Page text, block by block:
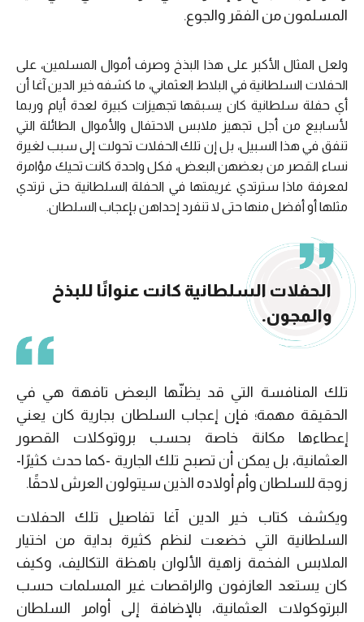
المسلمون من الفقر والجوع.
ولعل المثال الأكبر على هذا البذخ وصرف أموال المسلمين، على
الحفلات السلطانية في البلاط العثماني، ما كشفه خير الدين آغا أن
أي حفلة سلطانية كان يسبقها تجهيزات كبيرة لعدة أيام وربما
لأسابيع من أجل تجهيز ملابس الاحتفال والأموال الطائلة التي
تنفق في هذا السبيل، بل إن تلك الحفلات تحولت إلى سبب لغيرة
نساء القصر من بعضهن البعض، فكل واحدة كانت تحيك مؤامرة
لمعرفة ماذا سترتدي غريمتها في الحفلة السلطانية حتى ترتدي
مثلها أو أفضل منها حتى لا تنفرد إحداهن بإعجاب السلطان.
الحفلات السلطانية كانت عنوانًا للبذخ
والمجون.
تلك المنافسة التي قد يظنّها البعض تافهة هي في
الحقيقة مهمة؛ فإن إعجاب السلطان بجارية كان يعني
إعطاءها مكانة خاصة بحسب بروتوكلات القصور
العثمانية، بل يمكن أن تصبح تلك الجارية -كما حدث كثيرًا-
زوجة للسلطان وأم أولاده الذين سيتولون العرش لاحقًا.
ويكشف كتاب خير الدين آغا تفاصيل تلك الحفلات
السلطانية التي خضعت لنظم كثيرة بداية من اختيار
الملابس الفخمة زاهية الألوان باهظة التكاليف، وكيف
كان يستعد العازفون والراقصات غير المسلمات حسب
البرتوكولات العثمانية، بالإضافة إلى أوامر السلطان